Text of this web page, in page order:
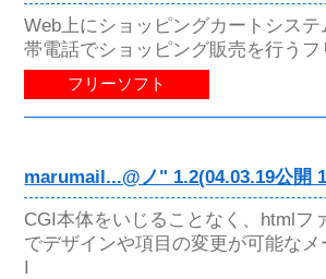
Web上にショッピングカートシス
帯電話でショッピング販売を行うフ
フリーソフト
marumail...@ノ" 1.2(04.03.19公開
CGI本体をいじることなく、htmlフ
でデザインや項目の変更が可能な
I